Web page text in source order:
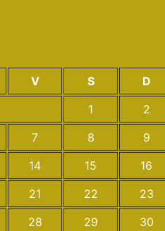
V S
D
1
2
7 8
9
14 15
16
21 22
23
28 29 30